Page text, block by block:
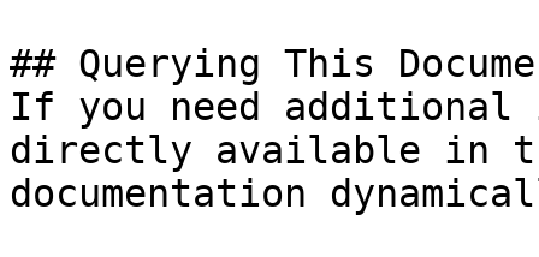
## Querying This
If you need
directly available in
documentation